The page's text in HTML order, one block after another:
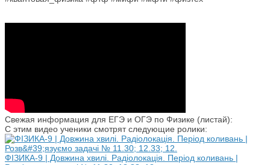
Свежая информация для ЕГЭ и ОГЭ по Физике (листай):
С этим видео ученики смотрят следующие ролики:
ФІЗИКА-9 | Довжина хвилі. Радіолокація. Період коливань |